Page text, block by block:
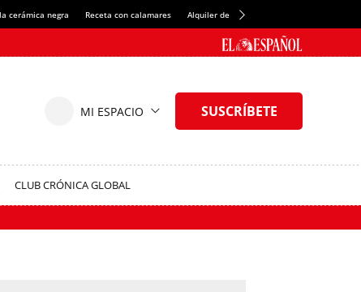
cerámica negra Receta con calamares Alquiler de habitaciones en España
CLUB CRÓNICA GLOBAL